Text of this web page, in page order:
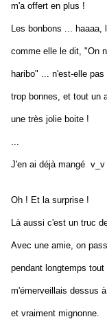
m'a offert en plus !
Les bonbons ... haaaa,
comme elle le dit, "On
haribo" ... n'est-elle
trop bonnes, et tout un
une très jolie boite !
...
J'en ai déjà mangé v_v
Oh ! Et la surprise !
Là aussi c'est un truc
Avec une amie, on
pendant longtemps
m'émerveillais dessus
et vraiment mignonne.